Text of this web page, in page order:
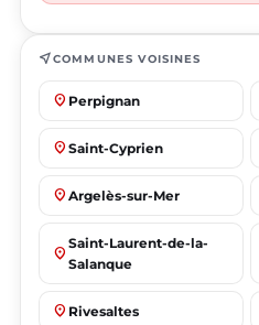
near_meCOMMUNES VOISINES
place Perpignan
place Saint-Cyprien
place Argelès-sur-Mer
place
Saint-Laurent-de-la-
Salanque
place Rivesaltes